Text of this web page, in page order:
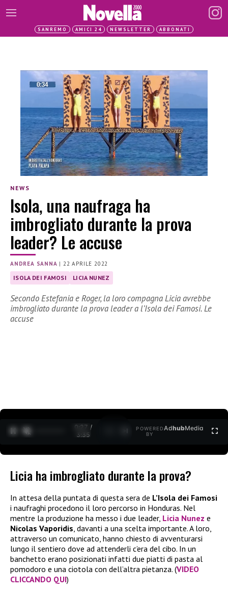
SANREMO AMICI 24 NEWSLETTER ABBONATI
NEWS
Isola, una naufraga ha
imbrogliato durante la prova
leader? Le accuse
ANDREA SANNA |22 APRILE 2022
ISOLA DEI FAMOSI LICIA NUNEZ
Secondo Estefania e Roger, la loro compagna Licia avrebbe
imbrogliato durante la prova leader a l’Isola dei Famosi. Le
accuse
0:27 /
3:35
POWERED
BY
AdhubMedia
Licia ha imbrogliato durante la prova?
In attesa della puntata di questa sera de L’Isola dei Famosi
i naufraghi procedono il loro percorso in Honduras. Nel
mentre la produzione ha messo i due leader, Licia Nunez e
Nicolas Vaporidis, davanti a una scelta importante. A loro,
attraverso un comunicato, hanno chiesto di avventurarsi
lungo il sentiero dove ad attenderli c’era del cibo. In un
banchetto erano posizionati infatti due piatti di pasta al
pomodoro e una ciotola con dell’altra pietanza. (VIDEO
CLICCANDO QUI)